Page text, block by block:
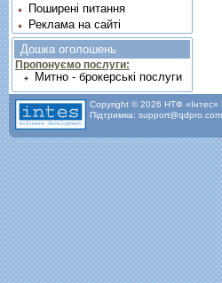
Поширені питання
Реклама на сайті
Дошка оголошень
Пропонуємо послуги:
Митно - брокерські послуги
Copyright © 2026 НТФ «Інтес»
Підтримка: